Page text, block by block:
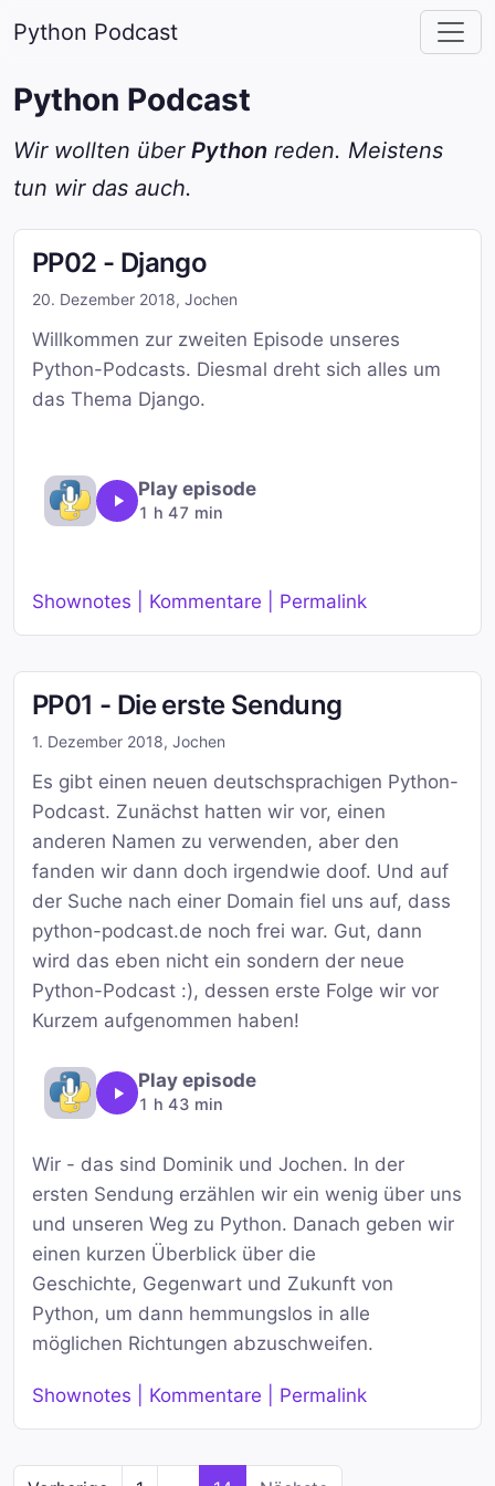
Python Podcast
Python Podcast
Wir wollten über Python reden. Meistens
tun wir das auch.
PP02 - Django
20. Dezember 2018, Jochen
Willkommen zur zweiten Episode unseres
Python-Podcasts. Diesmal dreht sich alles um
das Thema Django.
Play episode
1 h 47 min
Shownotes | Kommentare | Permalink
PP01 - Die erste Sendung
1. Dezember 2018, Jochen
Es gibt einen neuen deutschsprachigen Python-
Podcast. Zunächst hatten wir vor, einen
anderen Namen zu verwenden, aber den
fanden wir dann doch irgendwie doof. Und auf
der Suche nach einer Domain fiel uns auf, dass
python-podcast.de noch frei war. Gut, dann
wird das eben nicht ein sondern der neue
Python-Podcast :), dessen erste Folge wir vor
Kurzem aufgenommen haben!
Play episode
1 h 43 min
Wir - das sind Dominik und Jochen. In der
ersten Sendung erzählen wir ein wenig über uns
und unseren Weg zu Python. Danach geben wir
einen kurzen Überblick über die
Geschichte, Gegenwart und Zukunft von
Python, um dann hemmungslos in alle
möglichen Richtungen abzuschweifen.
Shownotes | Kommentare | Permalink